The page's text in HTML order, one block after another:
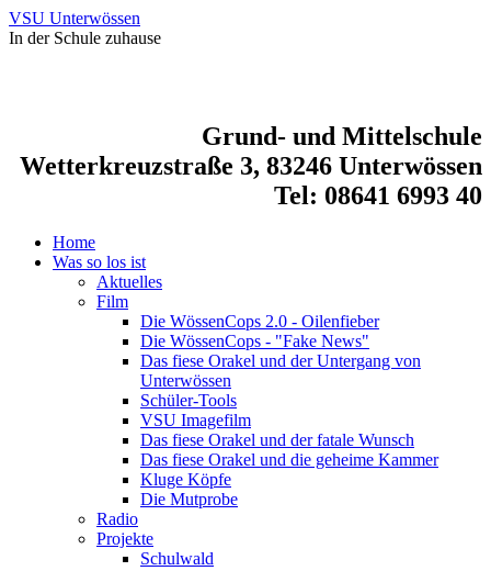
VSU Unterwössen
In der Schule zuhause
Grund- und Mittelschule
Wetterkreuzstraße 3, 83246 Unterwössen
Tel: 08641 6993 40
Home
Was so los ist
Aktuelles
Film
Die WössenCops 2.0 - Oilenfieber
Die WössenCops - "Fake News"
Das fiese Orakel und der Untergang von
Unterwössen
Schüler-Tools
VSU Imagefilm
Das fiese Orakel und der fatale Wunsch
Das fiese Orakel und die geheime Kammer
Kluge Köpfe
Die Mutprobe
Radio
Projekte
Schulwald